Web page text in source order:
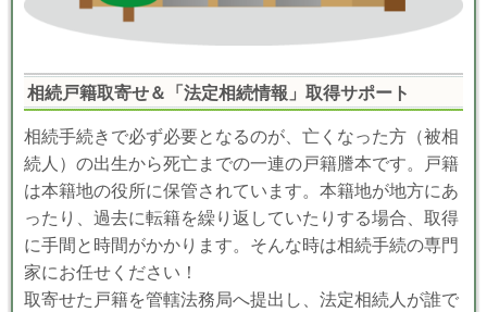
相続戸籍取寄せ＆「法定相続情報」取得サポート
相続手続きで必ず必要となるのが、亡くなった方（被相
続人）の出生から死亡までの一連の戸籍謄本です。戸籍
は本籍地の役所に保管されています。本籍地が地方にあ
ったり、過去に転籍を繰り返していたりする場合、取得
に手間と時間がかかります。そんな時は相続手続の専門
家にお任せください！
取寄せた戸籍を管轄法務局へ提出し、法定相続人が誰で